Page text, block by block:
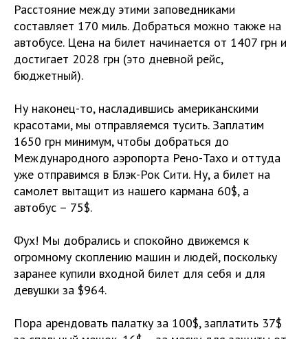
Расстояние между этими заповедниками
составляет 170 миль. Добраться можно также на
автобусе. Цена на билет начинается от 1407 грн и
достигает 2028 грн (это дневной рейс,
бюджетный).
Ну наконец-то, насладившись американскими
красотами, мы отправляемся тусить. Заплатим
1650 грн минимум, чтобы добраться до
Международного аэропорта Рено-Тахо и оттуда
уже отправимся в Блэк-Рок Сити. Ну, а билет на
самолет вытащит из нашего кармана 60$, а
автобус – 75$.
Фух! Мы добрались и спокойно движемся к
огромному скоплению машин и людей, поскольку
заранее купили входной билет для себя и для
девушки за $964.
Пора арендовать палатку за 100$, заплатить 37$